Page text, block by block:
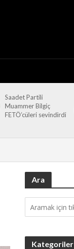
Saadet Partili
Muammer Bilgiç
FETÖ’cüleri sevindirdi
Ara
Kategoriler